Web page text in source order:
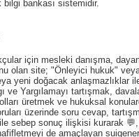
bilgi bankası sistemidir.
için mesleki danışma,
olan site; "Önleyici hukuk"
yeni doğacak anlaşmazlıklar
ve Yargılamayı tartışmak,
üretmek ve hukuksal
üzerinde soru cevap,
sebep sonuç ilişkisi kurarak
de amaçlayan